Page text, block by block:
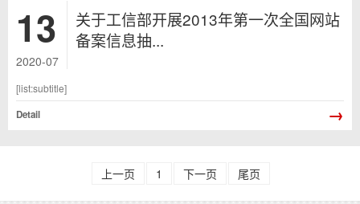
13
2020-07
关于工信部开展2013年第一次全国网站
备案信息抽...
[list:subtitle]
Detail
→
上一页 1 下一页 尾页